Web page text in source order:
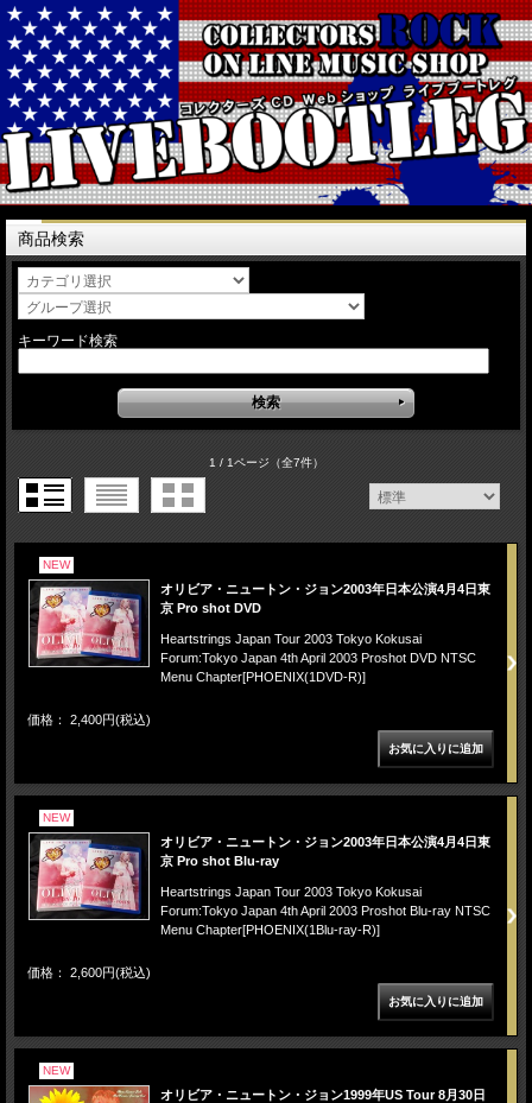
商品検索
キーワード検索
1 / 1ページ（全7件）
NEW
オリビア・ニュートン・ジョン2003年日本公演4月4日東
京 Pro shot DVD
Heartstrings Japan Tour 2003 Tokyo Kokusai
Forum:Tokyo Japan 4th April 2003 Proshot DVD NTSC
Menu Chapter[PHOENIX(1DVD-R)]
価格： 2,400円(税込)
NEW
オリビア・ニュートン・ジョン2003年日本公演4月4日東
京 Pro shot Blu-ray
Heartstrings Japan Tour 2003 Tokyo Kokusai
Forum:Tokyo Japan 4th April 2003 Proshot Blu-ray NTSC
Menu Chapter[PHOENIX(1Blu-ray-R)]
価格： 2,600円(税込)
NEW
オリビア・ニュートン・ジョン1999年US Tour 8月30日